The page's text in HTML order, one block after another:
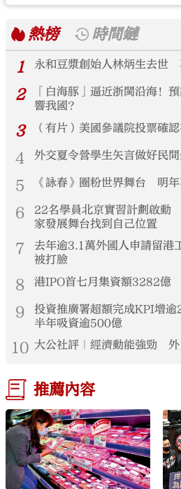
熱榜
時間鏈
1
永和豆漿創始人林炳生去世
2
「白海豚」逼近浙閩沿海！
響我國？
3 （有片）美國參議院投票確
4 外交夏令營學生矢言做好民
5 《詠春》圈粉世界舞台 明
6
22名學員北京實習計劃啟動
家發展舞台找到自己位置
7
去年逾3.1萬外國人申請留
被打臉
8 港IPO首七月集資額3282億
9
投資推廣署超額完成KPI增
半年吸資逾500億
10 大公社評｜經濟動能強勁 外
推薦內容